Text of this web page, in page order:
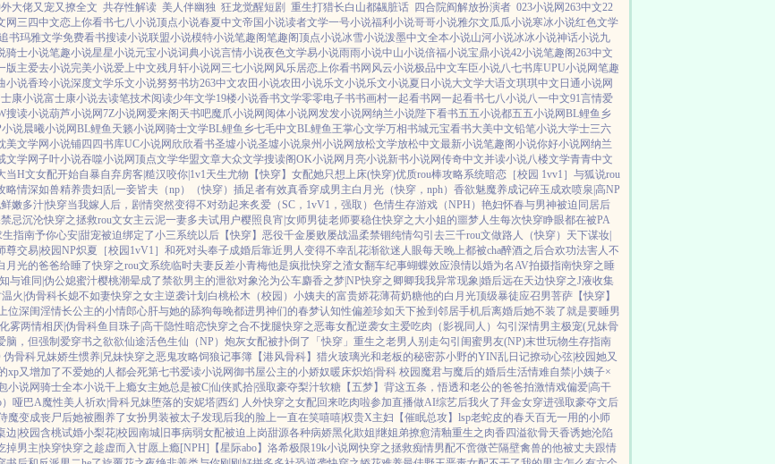
大佬又宠又撩全文 共存性解读 美人伴幽独 狂龙觉醒短剧 重生打猎长白山都飊脏话 四合院阎解放扮演者 023小说网263中文22
网 三四中文恋上你看书七八小说顶点小说春夏中文帝国小说读者文学一号小说福利小说哥哥小说雅尔文瓜瓜小说寒冰小说红色文学
书玛雅文学免费看书搜读小说联盟小说模特小说笔趣阁笔趣阁顶点小说冰雪小说泼墨中文全本小说山河小说冰冰小说神话小说九
骑士小说笔趣小说星星小说元宝小说词典小说言情小说夜色文学易小说雨雨小说中山小说倍福小说宝鼎小说42小说笔趣阁263中文
版主爱去小说完美小说爱上中文残月轩小说网 三七小说网 风乐居恋上你看书网 风云小说极品中文车臣小说八七书库UPU小说网笔趣
小说香玲小说深度文学乐文小说努努书坊263中文农田小说农田小说乐文小说乐文小说夏日小说大文学大语文琪琪中文 日通小说网
康小说富士康小说去读笔技术阅读少年文学19楼小说香书文学零零电子书书画村一起看书网一起看书七八小说八一中文91言情爱
搜读小说葫芦小说网7Z小说网爱来阁 天书吧魔爪小说网 阅体小说网发发小说网纳兰小说陛下看书五五小说都五五小说网BL鲤鱼乡
小说晨曦小说网BL鲤鱼 天籁小说网骑士文学BL鲤鱼乡七毛中文BL鲤鱼王掌心文学万相书城元宝看书大美中文铅笔小说大学士三六
美文学网小说铺四四书库UC小说网 欣欣看书圣墟小说圣墟小说泉州小说网放松文学放松中文最新小说笔趣阁小说你好小说网纳兰
文学网子叶小说吞噬小说网顶点文学华盟文章大众文学搜读阁OK小说网 月亮小说新书小说网传奇中文并读小说八楼文学青青中文
当H文女配开始自暴自弃房客|糙汉咬你|1v1天生尤物【快穿】 女配她只想上床(快穿)优质rou棒攻略系统暗恋［校园 1vv1］ 与狐说rou
略情深如兽精养贵妇|乱一妾皆夫（np） （快穿）插足者有效真香穿成男主白月光（快穿，nph） 香欲魅魔养成记碎玉成欢喷泉|高NP
嫩多汁|快穿当我嫁人后，剧情突然变得不对劲起来炙爱（SC，1vV1，强取） 色情生存游戏（NPH） 艳妇怀春与男神被迫同居后
禁忌沉沦快穿之拯救rou文女主云泥一妻多夫试用户樱照良宵|女师男徒老师要稳住快穿之大小姐的噩梦人生每次快穿睁眼都在被PA
生指南予你心安|甜宠被迫绑定了小三系统以后【快穿】 恶役千金屡败屡战温柔禁锢纯情勾引 去三千rou文做路人（快穿） 天下谋妆|
尊交易|校园NP炽夏［校园1vV1］ 和死对头奉子成婚后靠近男人变得不幸乱花渐欲迷人眼每天晚上都被cha醉酒之后合欢功法害人不
月光的爸爸给睡了快穿之rou文系统临时夫妻反差小青梅他是疯批快穿之渣女翻车纪事蝴蝶效应浪情以婚为名AV拍摄指南快穿之睡
知与谁同|伪公媳蜜汁樱桃潮晕成了禁欲男主的泄欲对象沦为公车麝香之梦|NP快穿之卿卿我我异常现象|婚后远在天边快穿之J液收集
温火|伪骨科长媳不如妻快穿之女主逆袭计划 白桃松木（校园） 小姨夫的富贵娇花薄荷奶糖他的白月光顶级暴徒应召男菩萨 【快穿】
位深闺淫情长公主的小情郎心肝与她的舔狗每晚都进男神们的春梦认知性偏差珍如天下捡到邻居手机后离婚后她不装了就是要睡男
雾两情相厌|伪骨科鱼目珠子|高干隐性暗恋快穿之合不拢腿快穿之恶毒女配逆袭女主爱吃肉 （影视同人）勾引深情男主极宠(兄妹骨
脑，但强制爱穿书之欲欲仙途活色生仙（NP） 炮灰女配被扑倒了「快穿」 重生之老男人别走勾引闺蜜男友(NP)末世玩物生存指南
伪骨科兄妹娇生惯养|兄妹快穿之恶鬼攻略饲狼记事簿 【港风骨科】猎火玻璃光和老板的秘密苏小野的YIN乱日记撩动心弦|校园她又
xp又增加了不爱她的人都会死第七书爱读小说网御书屋公主的小娇奴暖床炽焰|骨科 校园 魔君与魔后的婚后生活情难自禁|小姨子×
小说网骑士全本小说干上瘾女主她总是被C|仙侠贰拾|强取豪夺梨汁软糖 【五梦】背这五条，悟透和老公的爸爸拍激情戏偏爱|高干
）哑巴A魔性美人祈欢|骨科兄妹堕落的安妮塔|西幻 人外快穿之女配回来吃肉啦参加直播做AI综艺后我火了 拜金女穿进强取豪夺文后
魔变成丧尸后她被圈养了女扮男装被太子发现后我的脸上一直在笑嘻嘻|权贵X主妇 【催眠总攻】lsp老蛇皮的春天百无一用的小师
边|校园含桃试婚小梨花|校园南城旧事病弱女配被迫上岗甜源各种病娇黑化欺姐|继姐弟撩愈清釉重生之肉香四溢欲骨天香诱她沦陷
掉男主|快穿快穿之趁虚而入甘愿上瘾[NPH] 【星际abo】洛希极限19k小说网快穿之拯救痴情男配不啻微芒隔壁禽兽的他被丈夫跟情